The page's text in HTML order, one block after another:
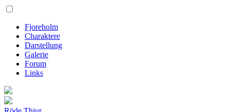
Fjoreholm
Charaktere
Darstellung
Galerie
Forum
Links